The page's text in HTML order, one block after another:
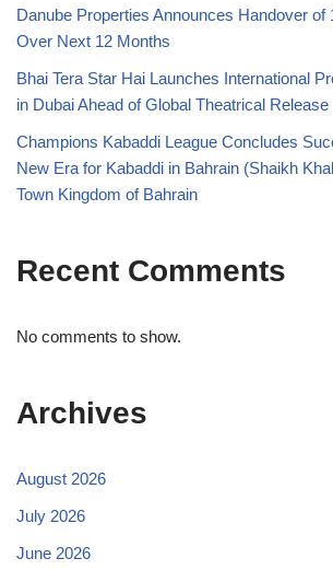
Danube Properties Announces Handover of
Over Next 12 Months
Bhai Tera Star Hai Launches International
in Dubai Ahead of Global Theatrical Release
Champions Kabaddi League Concludes
New Era for Kabaddi in Bahrain (Shaikh
Town Kingdom of Bahrain
Recent Comments
No comments to show.
Archives
August 2026
July 2026
June 2026